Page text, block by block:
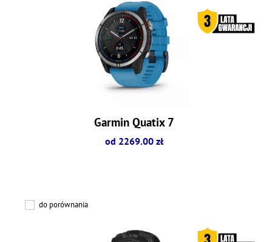
Garmin Quatix 7
od 2269.00 zł
do porównania